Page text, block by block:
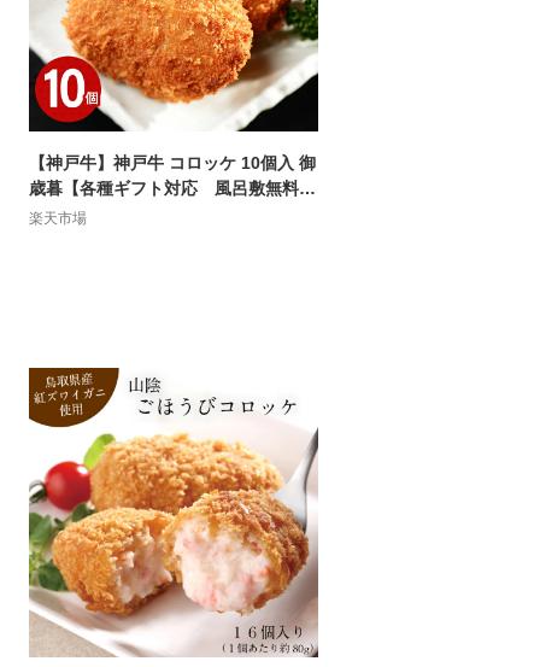
【神戸牛】神戸牛 コロッケ 10個入 御
歳暮【各種ギフト対応 風呂敷無料】
惣菜 ビーフコロッケ 和牛 牛肉 肉 高
楽天市場